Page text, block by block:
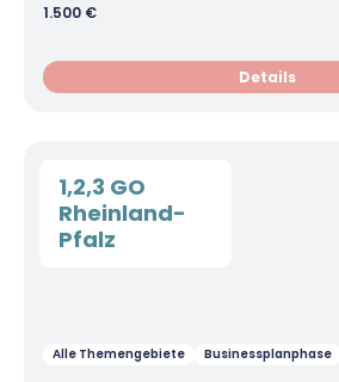
1.500 €
Details
1,2,3 GO
Rheinland-
Pfalz
Alle Themengebiete Businessplanphase